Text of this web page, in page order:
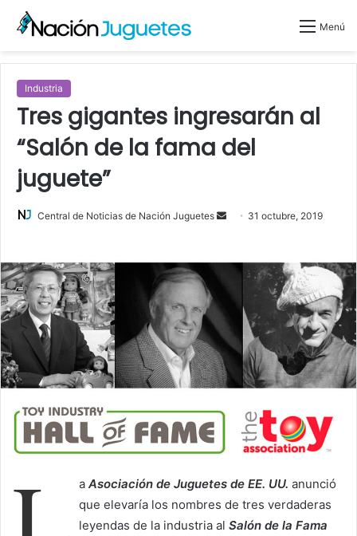
Menú
Industria
Tres gigantes ingresarán al
“Salón de la fama del
juguete”
Central de Noticias de Nación Juguetes
a
e
m
i
31 octubre, 2019
a Asociación de Juguetes de EE. UU. anunció
que elevaría los nombres de tres verdaderas
leyendas de la industria al Salón de la Fama